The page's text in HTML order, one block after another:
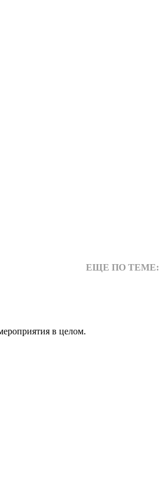
в целом.
ЕЩЕ ПО ТЕМЕ: